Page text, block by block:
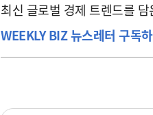
최신 글로벌 경제 트렌드를
WEEKLY BIZ 뉴스레터 구독